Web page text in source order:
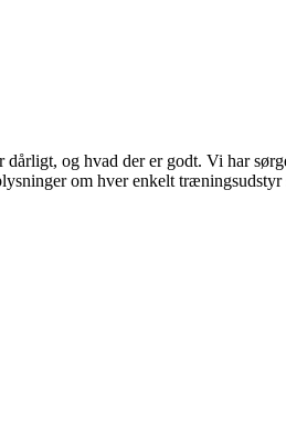
og hvad der er godt. Vi har
om hver enkelt